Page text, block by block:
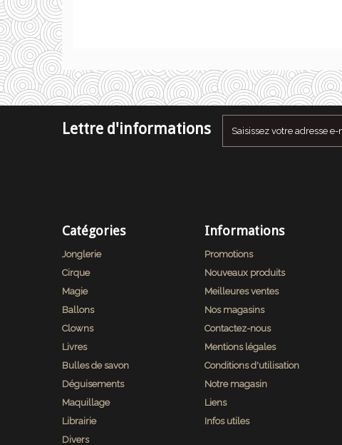
Lettre d'informations
Catégories
Jonglerie
Cirque
Magie
Ballons
Clowns
Livres
Bulles de savon
Déguisements
Maquillage
Librairie
Divers
Informations
Promotions
Nouveaux produits
Meilleures ventes
Nos magasins
Contactez-nous
Mentions légales
Conditions d'utilisation
Notre magasin
Liens
Infos utiles